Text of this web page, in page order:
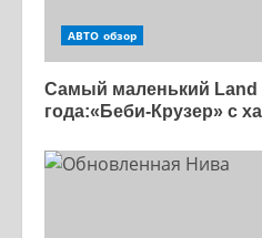
АВТО обзор
Самый маленький Land
года:«Беби-Крузер» с